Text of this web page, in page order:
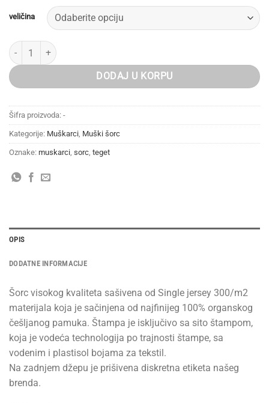
veličina
Šorc - teget količina
DODAJ U KORPU
Šifra proizvoda: -
Kategorije: Muškarci, Muški šorc
Oznake: muskarci, sorc, teget
OPIS
DODATNE INFORMACIJE
Šorc visokog kvaliteta sašivena od Single jersey 300/m2
materijala koja je sačinjena od najfinijeg 100% organskog
češljanog pamuka. Štampa je isključivo sa sito štampom,
koja je vodeća technologija po trajnosti štampe, sa
vodenim i plastisol bojama za tekstil.
Na zadnjem džepu je prišivena diskretna etiketa našeg
brenda.